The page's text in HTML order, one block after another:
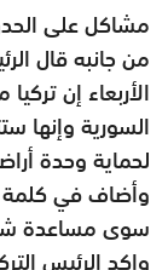
مشاكل على
من جانبه قال
الأربعاء إن
السورية وإنها
لحماية وحدة
وأضاف في كلمة
سوى مساعدة
واكد الرئيس